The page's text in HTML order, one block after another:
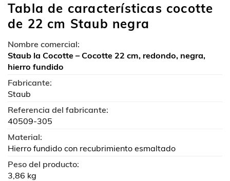
Tabla de características cocotte
de 22 cm Staub negra
Nombre comercial:
Staub la Cocotte – Cocotte 22 cm, redondo, negra,
hierro fundido
Fabricante:
Staub
Referencia del fabricante:
40509-305
Material:
Hierro fundido con recubrimiento esmaltado
Peso del producto:
3,86 kg